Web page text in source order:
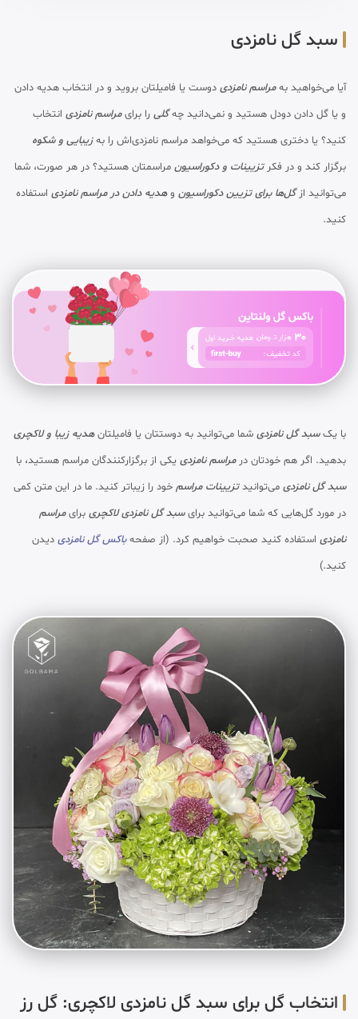
سبد گل نامزدی
آیا می‌خواهید بهمراسم نامزدی دوست یا فامیلتان بروید و در انتخاب هدیه دادن
و یا گل دادن دودل هستید و نمی‌دانید چهگلی را برایمراسم نامزدی انتخاب
کنید؟ یا دختری هستید که می‌خواهد مراسم نامزدی‌اش را بهزیبایی و شکوه
برگزار کند و در فکرتزیینات و دکوراسیون مراسمتان هستید؟ در هر صورت، شما
می‌توانید ازگل‌ها برای تزیین دکوراسیون وهدیه دادن در مراسم نامزدی استفاده
کنید.
با یکسبد گل نامزدی شما می‌توانید به دوستتان یا فامیلتانهدیه زیبا و لاکچری
بدهید. اگر هم خودتان درمراسم نامزدی یکی از برگزارکنندگان مراسم هستید، با
سبد گل نامزدی می‌توانیدتزیینات مراسم خود را زیباتر کنید. ما در این متن کمی
در مورد گل‌هایی که شما می‌توانید برایسبد گل نامزدی لاکچری برایمراسم
نامزدی استفاده کنید صحبت خواهیم کرد. (از صفحهباکس گل نامزدی دیدن
کنید.)
انتخاب گل برای سبد گل نامزدی لاکچری: گل رز